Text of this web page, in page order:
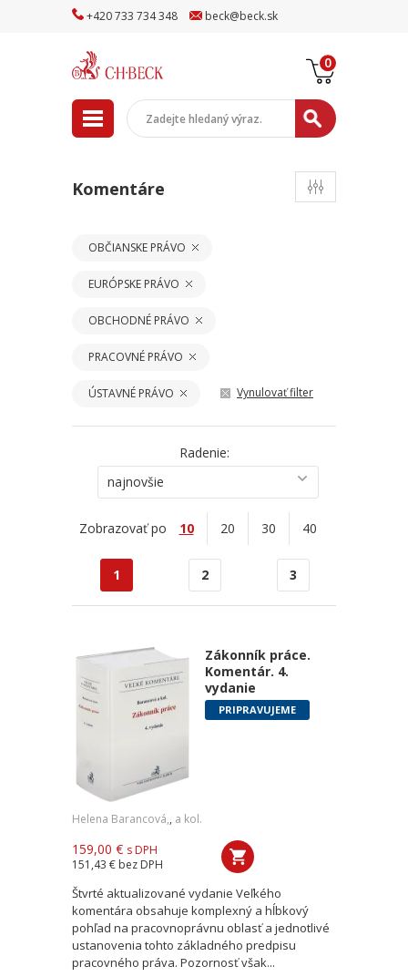
+420733 734348 beck@beck.sk
0
Komentáre
OBČIANSKE PRÁVO
EURÓPSKE PRÁVO
OBCHODNÉ PRÁVO
PRACOVNÉ PRÁVO
ÚSTAVNÉ PRÁVO Vynulovať filter
Radenie:
najnovšie
Zobrazovať po 10 20 30 40
1 2 3
Zákonník práce.
Komentár. 4.
vydanie
PRIPRAVUJEME
Helena Barancová,, a kol.
159,00 € s DPH
151,43 € bez DPH
Štvrté aktualizované vydanie Veľkého
komentára obsahuje komplexný a hĺbkový
pohľad na pracovnoprávnu oblasť a jednotlivé
ustanovenia tohto základného predpisu
pracovného práva. Pozornosť však...